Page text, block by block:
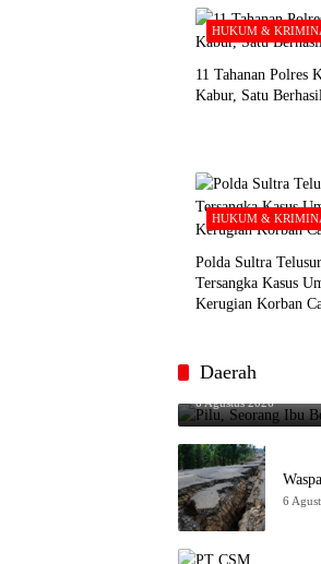
HUKUM &
11 Tahanan Polres
Kabur, Satu
HUKUM &
Polda Sultra
Tersangka Kasus
Kerugian Korban
Daerah
Pilu, Seorang Ibu
6 Agustus 2026
6